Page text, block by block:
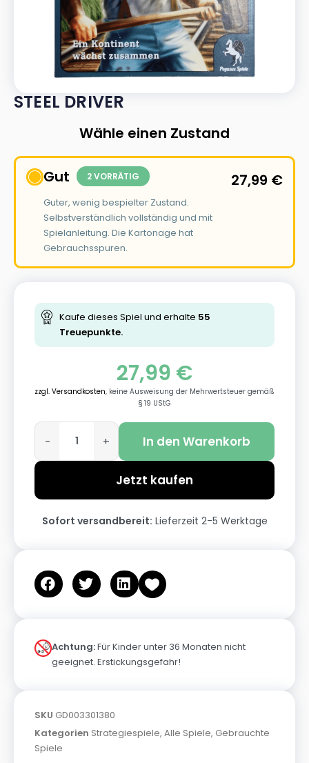
STEEL DRIVER
Wähle einen Zustand
Gut 2 VORRÄTIG
Guter, wenig bespielter Zustand.
Selbstverständlich vollständig und mit
Spielanleitung. Die Kartonage hat
Gebrauchsspuren.
27,99 €
Kaufe dieses Spiel und erhalte 55
Treuepunkte.
27,99 €
zzgl. Versandkosten, keine Ausweisung der Mehrwertsteuer gemäß
§ 19 UStG
- + In den Warenkorb
Jetzt kaufen
Sofort versandbereit: Lieferzeit 2-5 Werktage
Achtung:Für Kinder unter 36 Monaten nicht
geeignet. Erstickungsgefahr!
SKU GD003301380
Kategorien Strategiespiele, Alle Spiele, Gebrauchte
Spiele